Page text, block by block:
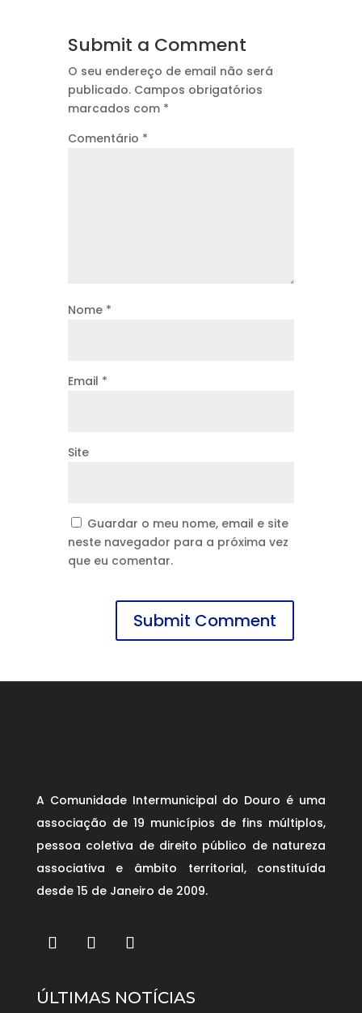
Submit a Comment
O seu endereço de email não será
publicado. Campos obrigatórios
marcados com *
Comentário *
Nome *
Email *
Site
Guardar o meu nome, email e site
neste navegador para a próxima vez
que eu comentar.
A Comunidade Intermunicipal do Douro é uma
associação de 19 municípios de fins múltiplos,
pessoa coletiva de direito público de natureza
associativa e âmbito territorial, constituída
desde 15 de Janeiro de 2009.
ÚLTIMAS NOTÍCIAS